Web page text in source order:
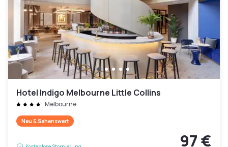
Hotel Indigo Melbourne Little Collins
Melbourne
Neu & Sehenswert
97 €